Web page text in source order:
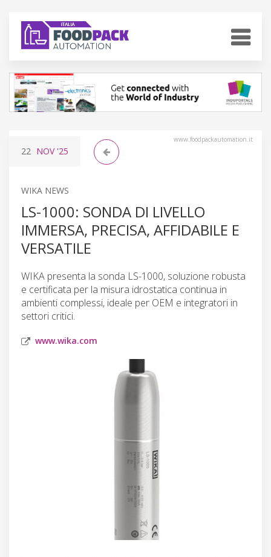
www.foodpackautomation.it
22 NOV'25
WIKA NEWS
LS-1000: SONDA DI LIVELLO
IMMERSA, PRECISA, AFFIDABILE E
VERSATILE
WIKA presenta la sonda LS-1000, soluzione robusta
e certificata per la misura idrostatica continua in
ambienti complessi, ideale per OEM e integratori in
settori critici.
www.wika.com